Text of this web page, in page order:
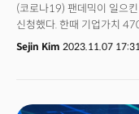
(코로나19) 팬데믹이 일으
신청했다. 한때 기업가치
승승장구했지만, 코로나19
인상으로 커진 비용 부담을
지속한다는 방침이지만, 재
Sejin Kim 2023.11.07